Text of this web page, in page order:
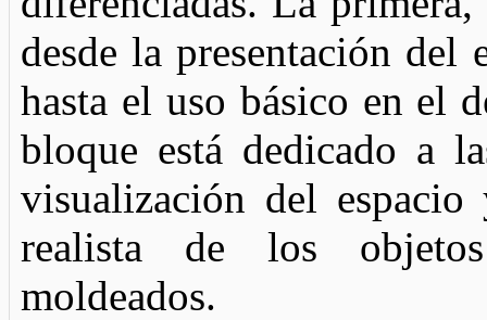
desde la presentación
hasta el uso básico en el
bloque está dedicado a
visualización del
realista de los
moldeados.